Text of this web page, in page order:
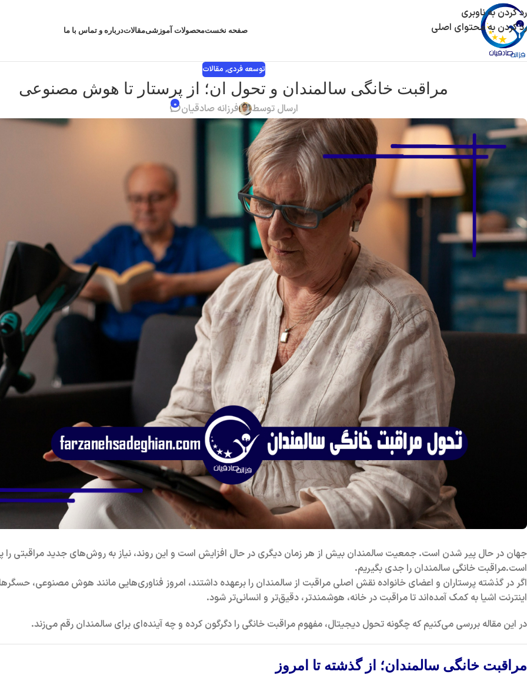
رد کردن به ناوبری
رد کردن به محتوای اصلی
صفحه نخستمحصولات آموزشیمقالاتدرباره و تماس با ما
توسعه فردی, مقالات
مراقبت خانگی سالمندان و تحول ان؛ از پرستار تا هوش مصنوعی
ارسال توسط فرزانه صادقیان ۰
جهان در حال پیر شدن است. جمعیت سالمندان بیش از هر زمان دیگری در حال افزایش است و این روند، نیاز به روش‌های جدید مراقبتی را
است.مراقبت خانگی سالمندان را جدی بگیریم.
اگر در گذشته پرستاران و اعضای خانواده نقش اصلی مراقبت از سالمندان را برعهده داشتند، امروز فناوری‌هایی مانند هوش مصنوعی،
اینترنت اشیابه کمک آمده‌اند تا مراقبت در خانه، هوشمندتر، دقیق‌تر و انسانی‌تر شود.
در این مقاله بررسی می‌کنیم که چگونه تحول دیجیتال، مفهوم مراقبت خانگی را دگرگون کرده و چه آینده‌ای برای سالمندان رقم می‌زند.
مراقبت خانگی سالمندان؛ از گذشته تا امروز